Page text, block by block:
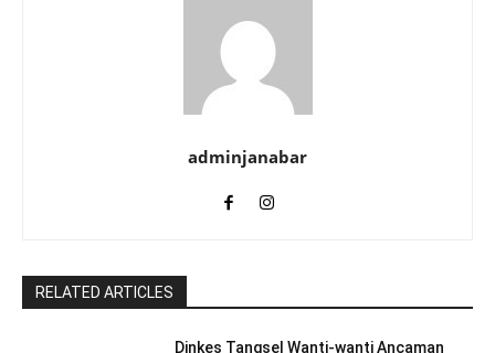
adminjanabar
RELATED ARTICLES
Dinkes Tangsel Wanti-wanti Ancaman